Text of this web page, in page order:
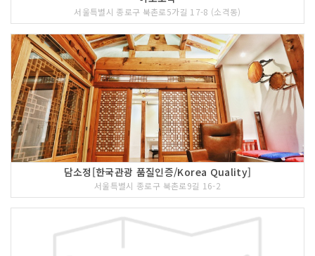
서울특별시 종로구 북촌로5가길 17-8 (소격동)
담소정[한국관광 품질인증/Korea Quality]
서울특별시 종로구 북촌로9길 16-2